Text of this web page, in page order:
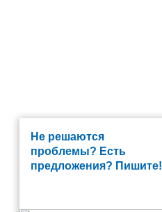
Не решаются
проблемы? Есть
предложения? Пишите!